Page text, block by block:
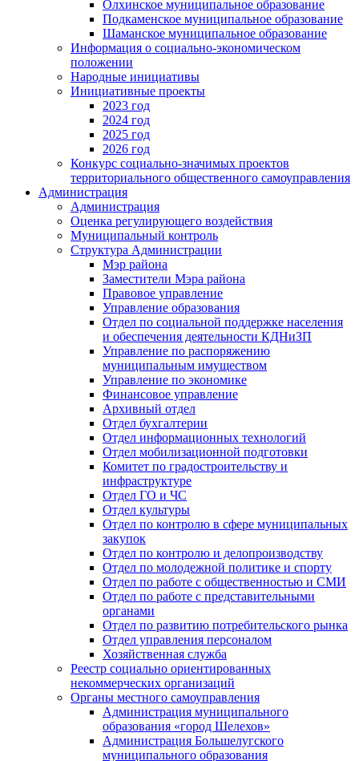
Олхинское муниципальное образование
Подкаменское муниципальное образование
Шаманское муниципальное образование
Информация о социально-экономическом
положении
Народные инициативы
Инициативные проекты
2023 год
2024 год
2025 год
2026 год
Конкурс социально-значимых проектов
территориального общественного самоуправления
Администрация
Администрация
Оценка регулирующего воздействия
Муниципальный контроль
Структура Администрации
Мэр района
Заместители Мэра района
Правовое управление
Управление образования
Отдел по социальной поддержке населения
и обеспечения деятельности КДНиЗП
Управление по распоряжению
муниципальным имуществом
Управление по экономике
Финансовое управление
Архивный отдел
Отдел бухгалтерии
Отдел информационных технологий
Отдел мобилизационной подготовки
Комитет по градостроительству и
инфраструктуре
Отдел ГО и ЧС
Отдел культуры
Отдел по контролю в сфере муниципальных
закупок
Отдел по контролю и делопроизводству
Отдел по молодежной политике и спорту
Отдел по работе с общественностью и СМИ
Отдел по работе с представительными
органами
Отдел по развитию потребительского рынка
Отдел управления персоналом
Хозяйственная служба
Реестр социально ориентированных
некоммерческих организаций
Органы местного самоуправления
Администрация муниципального
образования «город Шелехов»
Администрация Большелугского
муниципального образования